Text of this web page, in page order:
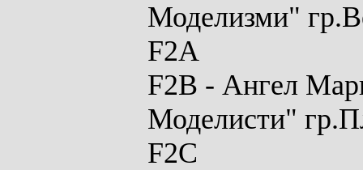
Моделизми"
F2A
F2B - Ангел
Моделисти"
F2C